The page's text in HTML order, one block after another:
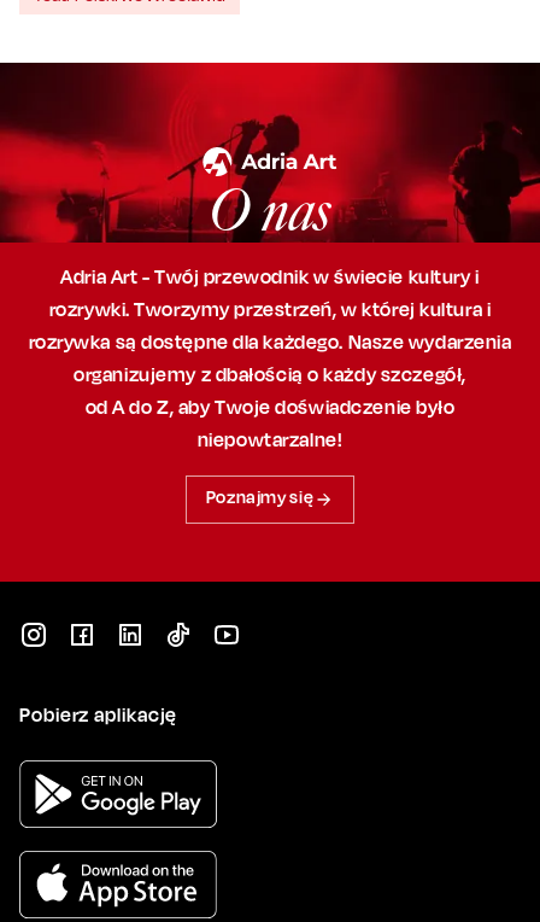
O nas
Adria Art - Twój przewodnik w świecie kultury i
rozrywki. Tworzymy przestrzeń,w której kultura i
rozrywka są dostępne dla każdego. Nasze wydarzenia
organizujemy z dbałością o każdy szczegół,
od A do Z, abyTwoje doświadczenie było
niepowtarzalne!
Poznajmy się
Pobierz aplikację